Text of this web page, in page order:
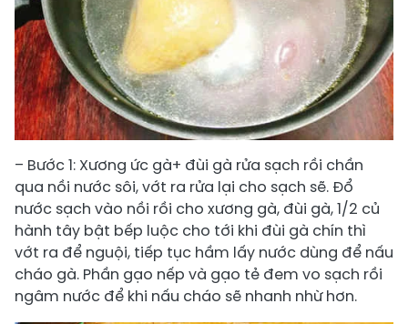
– Bước 1: Xương ức gà+ đùi gà rửa sạch rồi chần
qua nồi nước sôi, vớt ra rửa lại cho sạch sẽ. Đổ
nước sạch vào nồi rồi cho xương gà, đùi gà, 1/2 củ
hành tây bật bếp luộc cho tới khi đùi gà chín thì
vớt ra để nguội, tiếp tục hầm lấy nước dùng để nấu
cháo gà. Phần gạo nếp và gạo tẻ đem vo sạch rồi
ngâm nước để khi nấu cháo sẽ nhanh nhừ hơn.